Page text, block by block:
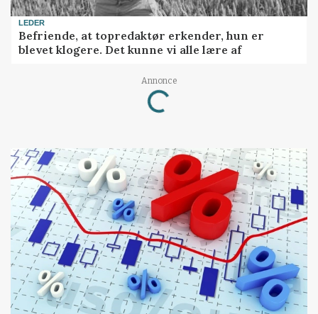
LEDER
Befriende, at topredaktør erkender, hun er
blevet klogere. Det kunne vi alle lære af
Annonce
Loading...